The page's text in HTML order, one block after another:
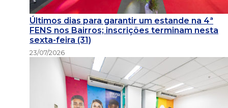
Últimos dias para garantir um estande na 4ª
FENS nos Bairros; inscrições terminam nesta
sexta-feira (31)
23/07/2026